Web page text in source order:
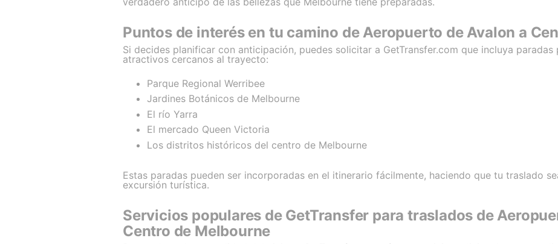
Puntos de interés en tu camino de Aeropuerto de Avalon a
Si decides planificar con anticipación, puedes solicitar a GetTransfer.com que incluya
atractivos cercanos al trayecto:
Parque Regional Werribee
Jardines Botánicos de Melbourne
El río Yarra
El mercado Queen Victoria
Los distritos históricos del centro de Melbourne
Estas paradas pueden ser incorporadas en el itinerario fácilmente, haciendo que tu traslado
excursión turística.
Servicios populares de GetTransfer para traslados de
Centro de Melbourne